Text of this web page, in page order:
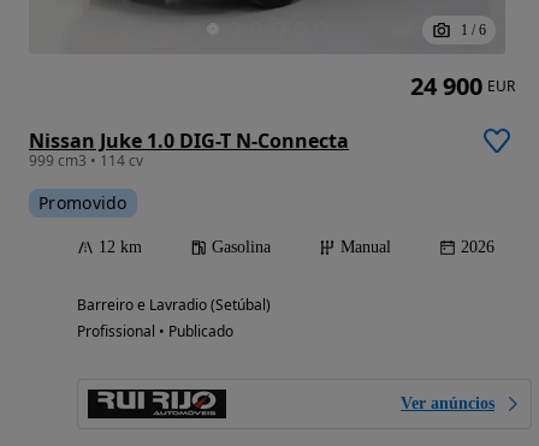
1 / 6
Nissan Juke 1.0 DIG-T N-Connecta
999 cm3 • 114 cv
Promovido
12 km Gasolina Manual 2026
Barreiro e Lavradio (Setúbal)
Profissional • Publicado
Ver anúncios
24 900 EUR